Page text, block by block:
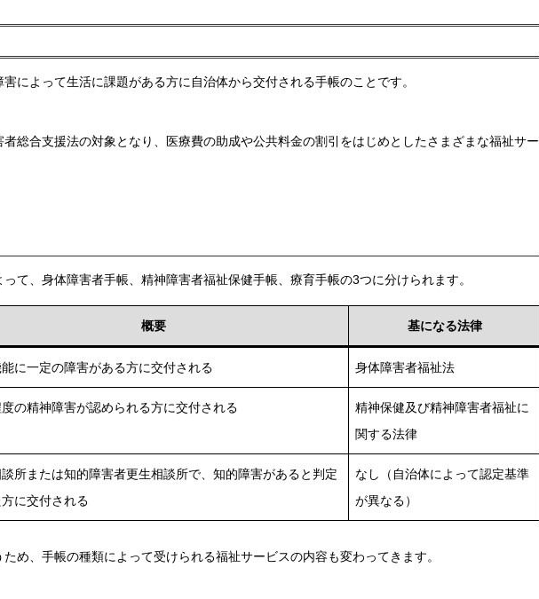
によって生活に課題がある方に自治体から交付される手帳のことです。
総合支援法の対象となり、医療費の助成や公共料金の割引をはじめとしたさまざまな福祉サー
て、身体障害者手帳、精神障害者福祉保健手帳、療育手帳の3つに分けられます。
概要 基になる法律
に一定の障害がある方に交付される 身体障害者福祉法
の精神障害が認められる方に交付される
精神保健及び精神障害者福祉に
関する法律
談所または知的障害者更生相談所で、知的障害があると判定
に交付される
なし（自治体によって認定基準
が異なる）
め、手帳の種類によって受けられる福祉サービスの内容も変わってきます。